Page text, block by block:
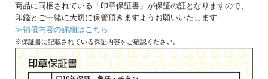
商品に同梱されている「印章保証書」が保証の証となりますので、
印鑑とご一緒に大切に保管頂きますようお願いいたします
≫補償内容の詳細はこちら
※保証書に記載されている保証内容をご確認ください。